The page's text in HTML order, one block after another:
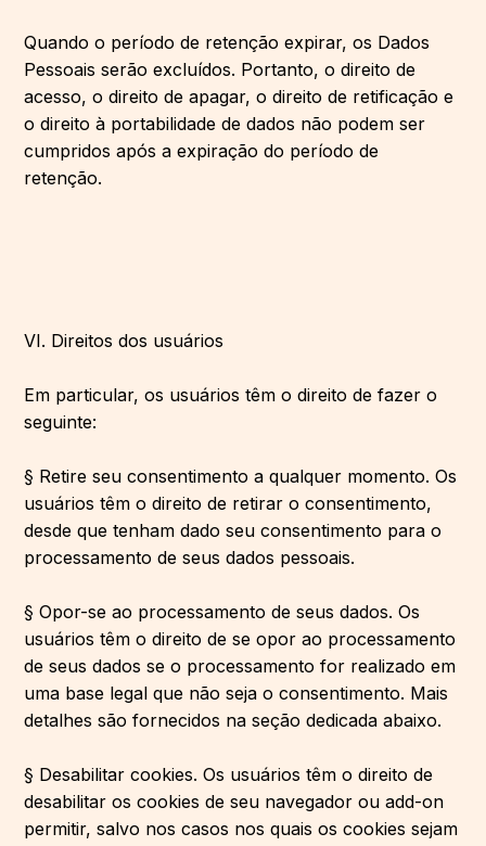
Quando o período de retenção expirar, os Dados
Pessoais serão excluídos. Portanto, o direito de
acesso, o direito de apagar, o direito de retificação e
o direito à portabilidade de dados não podem ser
cumpridos após a expiração do período de
retenção.
VI. Direitos dos usuários
Em particular, os usuários têm o direito de fazer o
seguinte:
§ Retire seu consentimento a qualquer momento. Os
usuários têm o direito de retirar o consentimento,
desde que tenham dado seu consentimento para o
processamento de seus dados pessoais.
§ Opor-se ao processamento de seus dados. Os
usuários têm o direito de se opor ao processamento
de seus dados se o processamento for realizado em
uma base legal que não seja o consentimento. Mais
detalhes são fornecidos na seção dedicada abaixo.
§ Desabilitar cookies. Os usuários têm o direito de
desabilitar os cookies de seu navegador ou add-on
permitir, salvo nos casos nos quais os cookies sejam